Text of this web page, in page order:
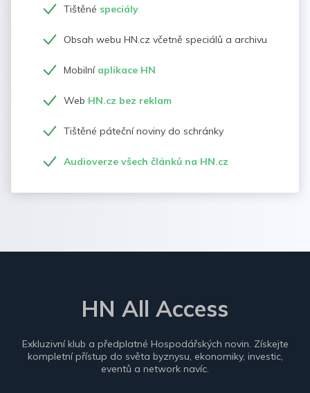
Tištěné speciály
Obsah webu HN.cz včetně speciálů a archivu
Mobilní aplikace HN
Web HN.cz bez reklam
Tištěné páteční noviny do schránky
Audioverze všech článků na HN.cz
HN All Access
Exkluzivní klub a předplatné Hospodářských novin. Získejte
kompletní přístup do světa byznysu, ekonomiky, investic,
eventů a network navíc.